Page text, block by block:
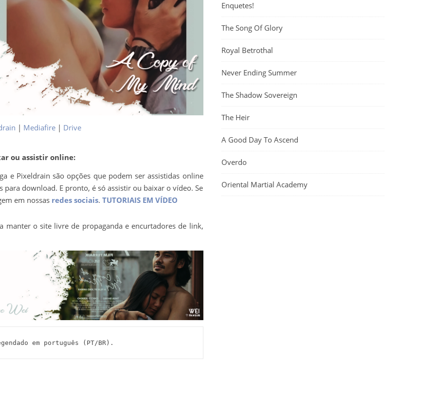
| Mediafire | Drive
ou assistir online:
e Pixeldrain são opções que podem ser assistidas online
download. E pronto, é só assistir ou baixar o vídeo. Se
em nossas redes sociais. TUTORIAIS EM VÍDEO
manter o site livre de propaganda e encurtadores de link,
em português (PT/BR).
Enquetes!
The Song Of Glory
Royal Betrothal
Never Ending Summer
The Shadow Sovereign
The Heir
A Good Day To Ascend
Overdo
Oriental Martial Academy